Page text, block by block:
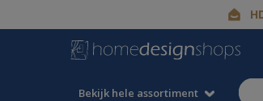
Bekijk hele assortiment